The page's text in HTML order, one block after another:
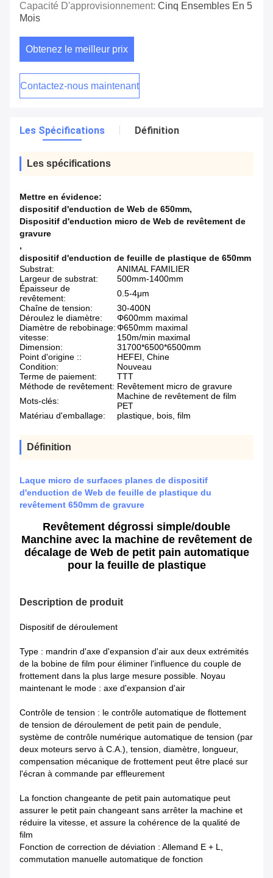
Capacité D'approvisionnement: Cinq Ensembles En 5
Mois
Obtenez le meilleur prix
Contactez-nous maintenant
Les Spécifications Définition
Les spécifications
Mettre en évidence:
dispositif d'enduction de Web de 650mm,
Dispositif d'enduction micro de Web de revêtement de
gravure
,
dispositif d'enduction de feuille de plastique de 650mm
Substrat:
ANIMAL FAMILIER
Largeur de substrat:
500mm-1400mm
Épaisseur de
revêtement:
0.5-4μm
Chaîne de tension:
30-400N
Déroulez le diamètre:
Φ600mm maximal
Diamètre de rebobinage:Φ650mm maximal
vitesse:
150m/min maximal
Dimension:
31700*6500*6500mm
Point d'origine ::
HEFEI, Chine
Condition:
Nouveau
Terme de paiement:
TTT
Méthode de revêtement: Revêtement micro de gravure
Mots-clés:
Machine de revêtement de film
PET
Matériau d'emballage:
plastique, bois, film
Définition
Laque micro de surfaces planes de dispositif
d'enduction de Web de feuille de plastique du
revêtement 650mm de gravure
Revêtement dégrossi simple/double
Manchine avec la machine de revêtement de
décalage de Web de petit pain automatique
pour la feuille de plastique
Description de produit
Dispositif de déroulement
Type : mandrin d'axe d'expansion d'air aux deux extrémités
de la bobine de film pour éliminer l'influence du couple de
frottement dans la plus large mesure possible. Noyau
maintenant le mode : axe d'expansion d'air
Contrôle de tension : le contrôle automatique de flottement
de tension de déroulement de petit pain de pendule,
système de contrôle numérique automatique de tension (par
deux moteurs servo à C.A.), tension, diamètre, longueur,
compensation mécanique de frottement peut être placé sur
l'écran à commande par effleurement
La fonction changeante de petit pain automatique peut
assurer le petit pain changeant sans arrêter la machine et
réduire la vitesse, et assure la cohérence de la qualité de
film
Fonction de correction de déviation : Allemand E + L,
commutation manuelle automatique de fonction